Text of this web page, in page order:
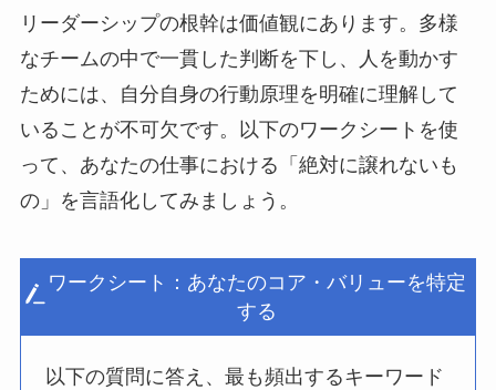
リーダーシップの根幹は価値観にあります。多様
なチームの中で一貫した判断を下し、人を動かす
ためには、自分自身の行動原理を明確に理解して
いることが不可欠です。以下のワークシートを使
って、あなたの仕事における「絶対に譲れないも
の」を言語化してみましょう。
ワークシート：あなたのコア・バリューを特定
する
以下の質問に答え、最も頻出するキーワード